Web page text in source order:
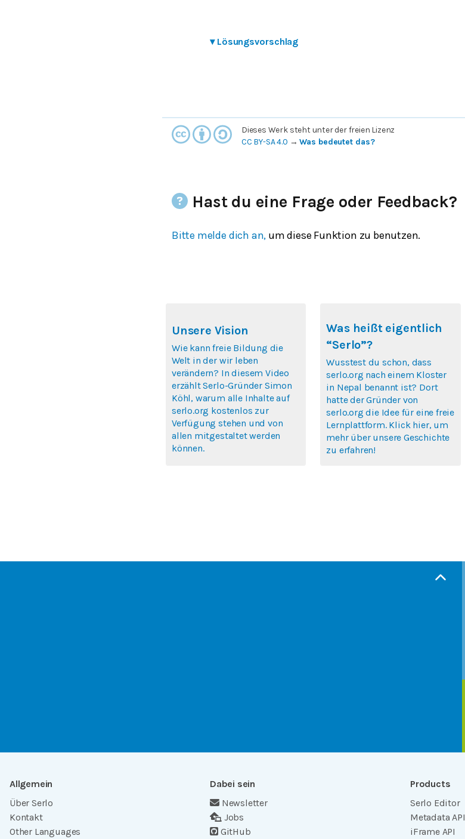
▾ Lösungsvorschlag
Dieses Werk steht unter der freien Lizenz
CC BY-SA 4.0 →Was bedeutet das?
Hast du eine Frage oder Feedback?
Bitte melde dich an, um diese Funktion zu benutzen.
Unsere Vision
Wie kann freie Bildung die
Welt in der wir leben
verändern? In diesem Video
erzählt Serlo-Gründer Simon
Köhl, warum alle Inhalte auf
serlo.org kostenlos zur
Verfügung stehen und von
allen mitgestaltet werden
können.
Was heißt eigentlich
“Serlo”?
Wusstest du schon, dass
serlo.org nach einem Kloster
in Nepal benannt ist? Dort
hatte der Gründer von
serlo.org die Idee für eine freie
Lernplattform. Klick hier, um
mehr über unsere Geschichte
zu erfahren!
Allgemein
Über Serlo
Kontakt
Other Languages
Dabei sein
Newsletter
Jobs
GitHub
Products
Serlo Editor
Metadata API
iFrame API